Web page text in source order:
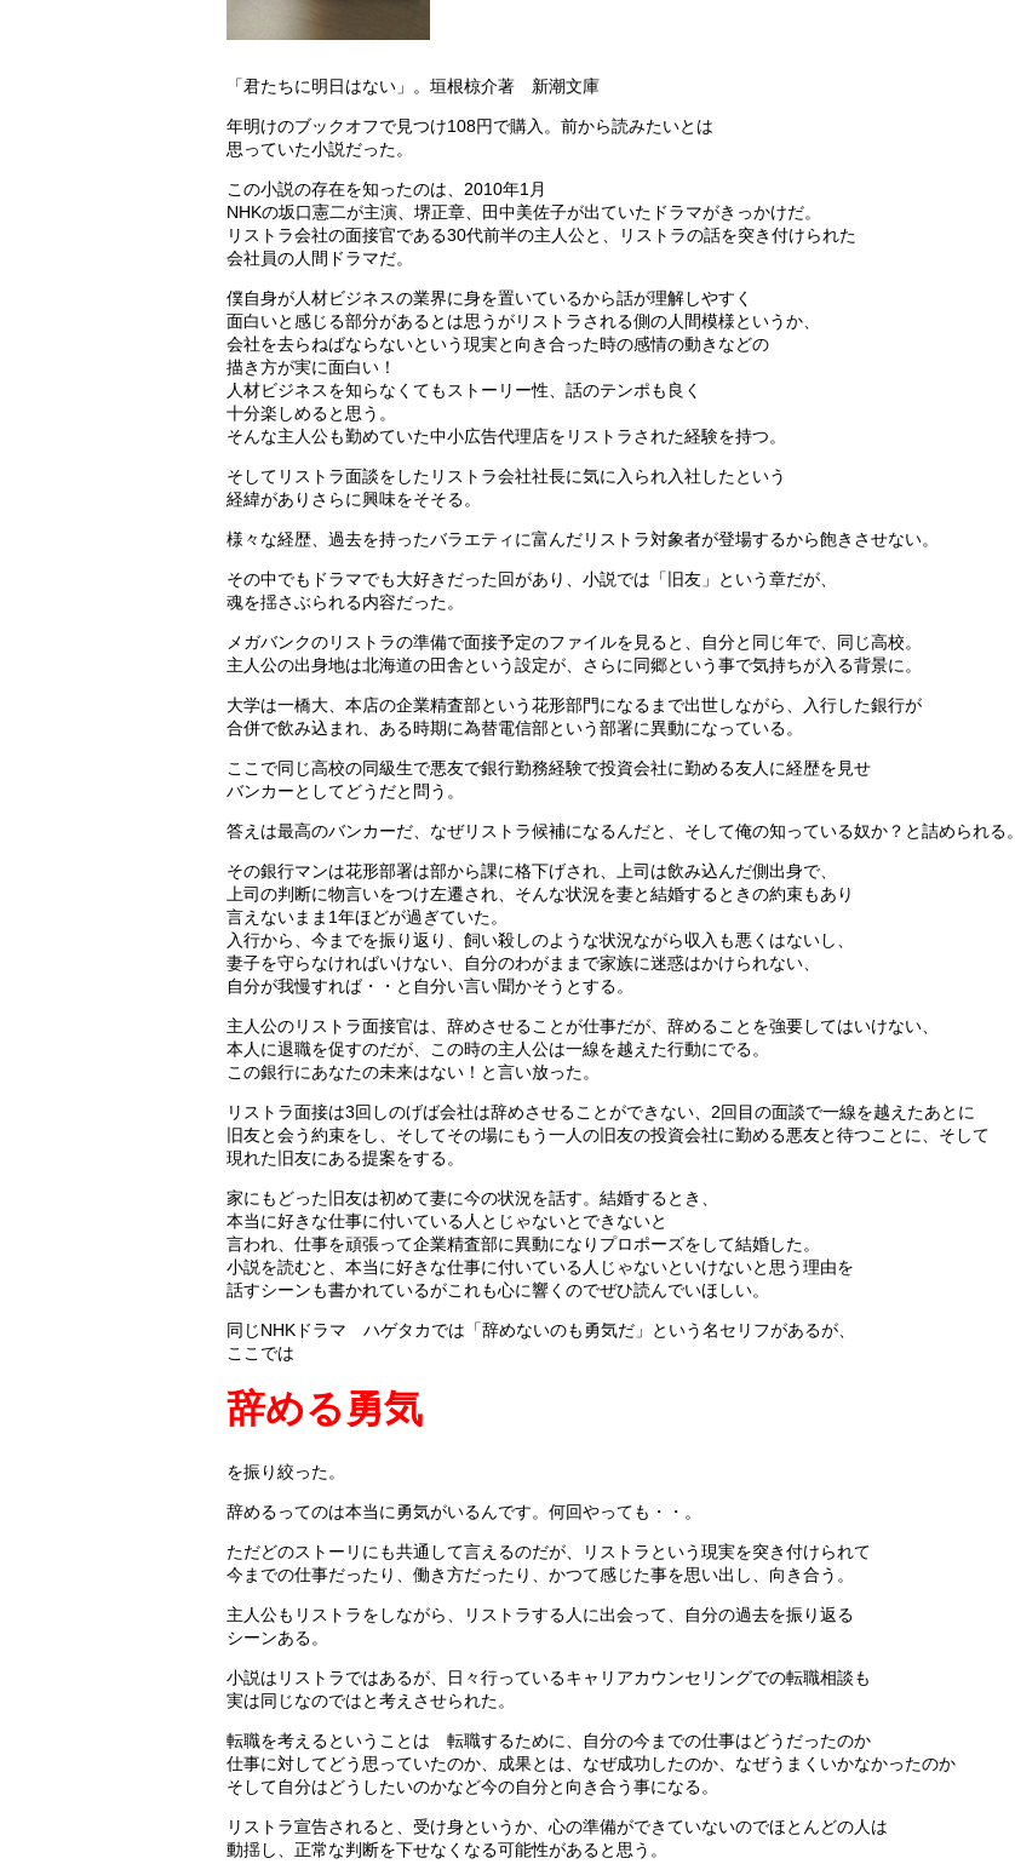
「君たちに明日はない」。垣根椋介著 新潮文庫
年明けのブックオフで見つけ108円で購入。前から読みたいとは
思っていた小説だった。
この小説の存在を知ったのは、2010年1月
NHKの坂口憲二が主演、堺正章、田中美佐子が出ていたドラマがきっかけだ。
リストラ会社の面接官である30代前半の主人公と、リストラの話を突き付けられた
会社員の人間ドラマだ。
僕自身が人材ビジネスの業界に身を置いているから話が理解しやすく
面白いと感じる部分があるとは思うがリストラされる側の人間模様というか、
会社を去らねばならないという現実と向き合った時の感情の動きなどの
描き方が実に面白い！
人材ビジネスを知らなくてもストーリー性、話のテンポも良く
十分楽しめると思う。
そんな主人公も勤めていた中小広告代理店をリストラされた経験を持つ。
そしてリストラ面談をしたリストラ会社社長に気に入られ入社したという
経緯がありさらに興味をそそる。
様々な経歴、過去を持ったバラエティに富んだリストラ対象者が登場するから飽きさせない。
その中でもドラマでも大好きだった回があり、小説では「旧友」という章だが、
魂を揺さぶられる内容だった。
メガバンクのリストラの準備で面接予定のファイルを見ると、自分と同じ年で、同じ高校。
主人公の出身地は北海道の田舎という設定が、さらに同郷という事で気持ちが入る背景に。
大学は一橋大、本店の企業精査部という花形部門になるまで出世しながら、入行した銀行が
合併で飲み込まれ、ある時期に為替電信部という部署に異動になっている。
ここで同じ高校の同級生で悪友で銀行勤務経験で投資会社に勤める友人に経歴を見せ
バンカーとしてどうだと問う。
答えは最高のバンカーだ、なぜリストラ候補になるんだと、そして俺の知っている奴か？と詰められる。
その銀行マンは花形部署は部から課に格下げされ、上司は飲み込んだ側出身で、
上司の判断に物言いをつけ左遷され、そんな状況を妻と結婚するときの約束もあり
言えないまま1年ほどが過ぎていた。
入行から、今までを振り返り、飼い殺しのような状況ながら収入も悪くはないし、
妻子を守らなければいけない、自分のわがままで家族に迷惑はかけられない、
自分が我慢すれば・・と自分い言い聞かそうとする。
主人公のリストラ面接官は、辞めさせることが仕事だが、辞めることを強要してはいけない、
本人に退職を促すのだが、この時の主人公は一線を越えた行動にでる。
この銀行にあなたの未来はない！と言い放った。
リストラ面接は3回しのげば会社は辞めさせることができない、2回目の面談で一線を越えたあとに
旧友と会う約束をし、そしてその場にもう一人の旧友の投資会社に勤める悪友と待つことに、そして
現れた旧友にある提案をする。
家にもどった旧友は初めて妻に今の状況を話す。結婚するとき、
本当に好きな仕事に付いている人とじゃないとできないと
言われ、仕事を頑張って企業精査部に異動になりプロポーズをして結婚した。
小説を読むと、本当に好きな仕事に付いている人じゃないといけないと思う理由を
話すシーンも書かれているがこれも心に響くのでぜひ読んでいほしい。
同じNHKドラマ ハゲタカでは「辞めないのも勇気だ」という名セリフがあるが、
ここでは
辞める勇気
を振り絞った。
辞めるってのは本当に勇気がいるんです。何回やっても・・。
ただどのストーリにも共通して言えるのだが、リストラという現実を突き付けられて
今までの仕事だったり、働き方だったり、かつて感じた事を思い出し、向き合う。
主人公もリストラをしながら、リストラする人に出会って、自分の過去を振り返る
シーンある。
小説はリストラではあるが、日々行っているキャリアカウンセリングでの転職相談も
実は同じなのではと考えさせられた。
転職を考えるということは 転職するために、自分の今までの仕事はどうだったのか
仕事に対してどう思っていたのか、成果とは、なぜ成功したのか、なぜうまくいかなかったのか
そして自分はどうしたいのかなど今の自分と向き合う事になる。
リストラ宣告されると、受け身というか、心の準備ができていないのでほとんどの人は
動揺し、正常な判断を下せなくなる可能性があると思う。